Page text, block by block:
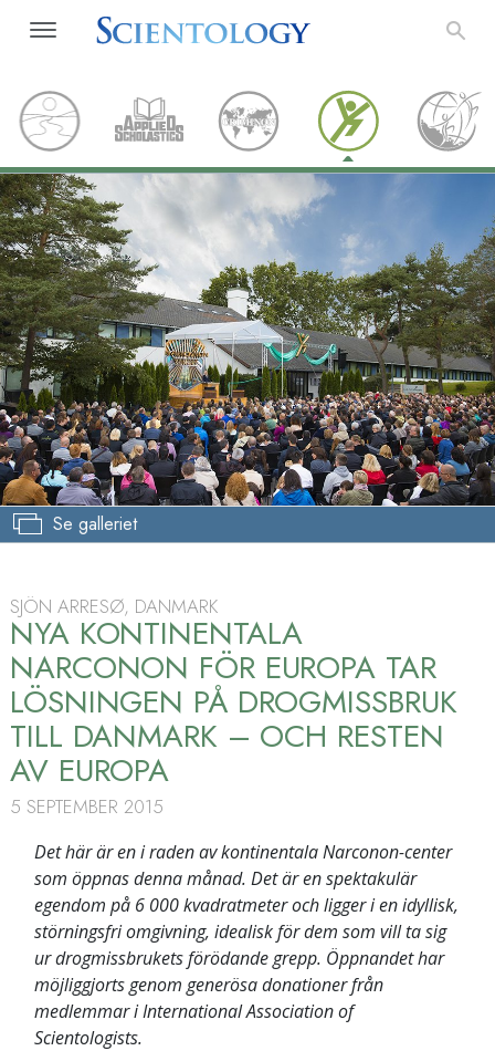
Se galleriet
SJÖN ARRESØ, DANMARK
NYA KONTINENTALA
NARCONON FÖR EUROPA TAR
LÖSNINGEN PÅ DROGMISSBRUK
TILL DANMARK – OCH RESTEN
AV EUROPA
5 SEPTEMBER 2015
Det här är en i raden av kontinentala Narconon-center
som öppnas denna månad. Det är en spektakulär
egendom på 6 000 kvadratmeter och ligger i en idyllisk,
störningsfri omgivning, idealisk för dem som vill ta sig
ur drogmissbrukets förödande grepp. Öppnandet har
möjliggjorts genom generösa donationer från
medlemmar i International Association of
Scientologists.